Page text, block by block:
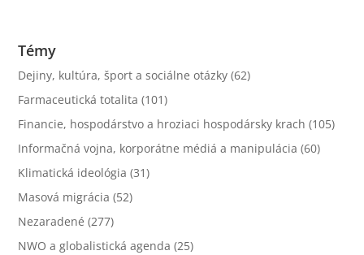
Témy
Dejiny, kultúra, šport a sociálne otázky (62)
Farmaceutická totalita (101)
Financie, hospodárstvo a hroziaci hospodársky krach (105)
Informačná vojna, korporátne médiá a manipulácia (60)
Klimatická ideológia (31)
Masová migrácia (52)
Nezaradené (277)
NWO a globalistická agenda (25)